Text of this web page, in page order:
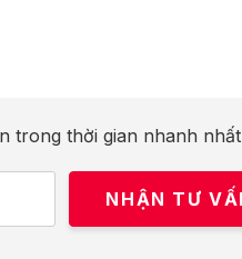
trong thời gian nhanh nhất